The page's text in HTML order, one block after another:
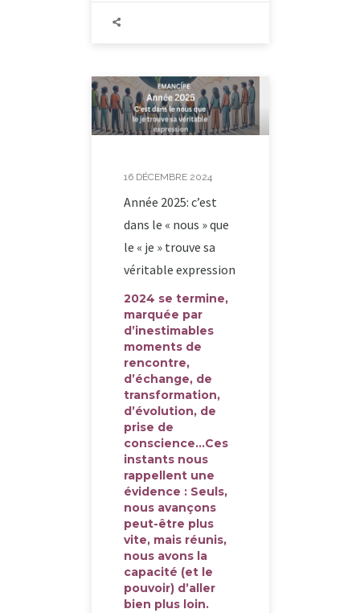
16 DÉCEMBRE 2024
Année 2025: c’est
dans le « nous » que
le « je » trouve sa
véritable expression
2024 se termine,
marquée par
d’inestimables
moments de
rencontre,
d’échange, de
transformation,
d’évolution, de
prise de
conscience…Ces
instants nous
rappellent une
évidence : Seuls,
nous avançons
peut-être plus
vite, mais réunis,
nous avons la
capacité (et le
pouvoir) d’aller
bien plus loin.